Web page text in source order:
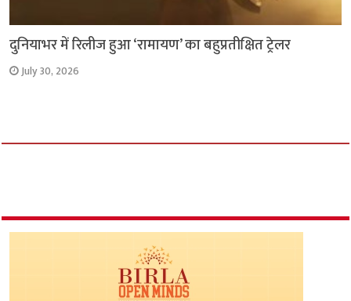
दुनियाभर में रिलीज हुआ ‘रामायण’ का बहुप्रतीक्षित ट्रेलर
July 30, 2026